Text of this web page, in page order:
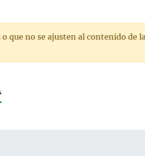
que no se ajusten al contenido de